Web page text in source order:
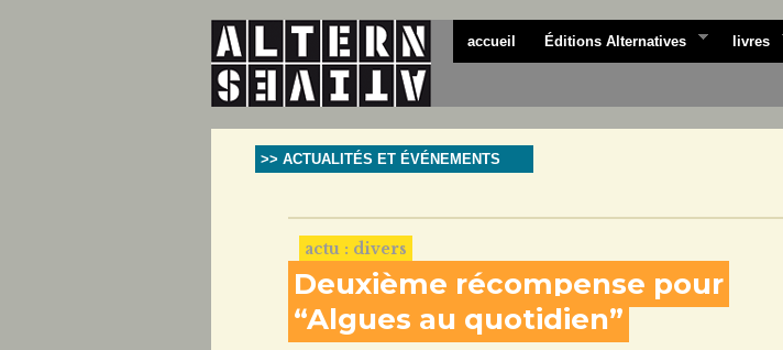
accueil Éditions Alternatives livres
>> ACTUALITÉS ET ÉVÉNEMENTS
actu : divers
Deuxième récompense pour
“Algues au quotidien”